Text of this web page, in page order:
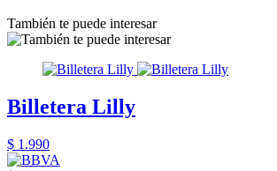
También te puede interesar
Billetera Lilly
$ 1.990